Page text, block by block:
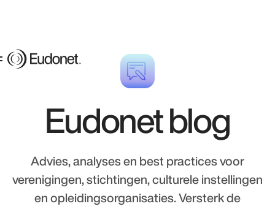
Eudonet blog
Advies, analyses en best practices voor
verenigingen, stichtingen, culturele instellingen
en opleidingsorganisaties. Versterk de